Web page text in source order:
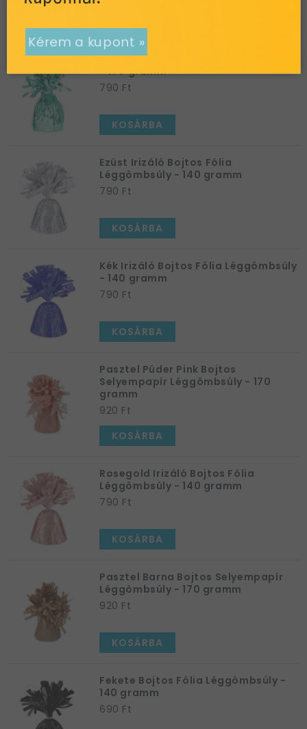
Türkizkék Bojtos Fólia Léggömbsúly
- 170 gramm
790 Ft
KOSÁRBA
Ezüst Irizáló Bojtos Fólia
Léggömbsúly - 140 gramm
790 Ft
KOSÁRBA
Kék Irizáló Bojtos Fólia Léggömbsúly
- 140 gramm
790 Ft
KOSÁRBA
Pasztel Púder Pink Bojtos
Selyempapír Léggömbsúly - 170
gramm
920 Ft
KOSÁRBA
Rosegold Irizáló Bojtos Fólia
Léggömbsúly - 140 gramm
790 Ft
KOSÁRBA
Pasztel Barna Bojtos Selyempapír
Léggömbsúly - 170 gramm
920 Ft
KOSÁRBA
Fekete Bojtos Fólia Léggömbsúly -
140 gramm
690 Ft
Kérem a kupont »